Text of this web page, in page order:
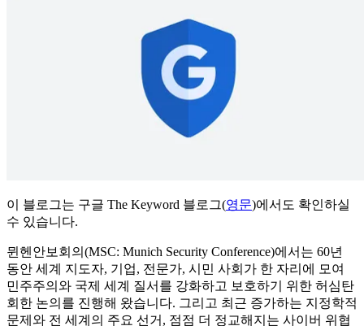
이 블로그는 구글 The Keyword 블로그(영문)에서도 확인하실
수 있습니다.
뮌헨안보회의(MSC: Munich Security Conference)에서는 60년
동안 세계 지도자, 기업, 전문가, 시민 사회가 한 자리에 모여
민주주의와 국제 세계 질서를 강화하고 보호하기 위한 허심탄
회한 논의를 진행해 왔습니다. 그리고 최근 증가하는 지정학적
문제와 전 세계의 주요 선거, 점점 더 정교해지는 사이버 위협